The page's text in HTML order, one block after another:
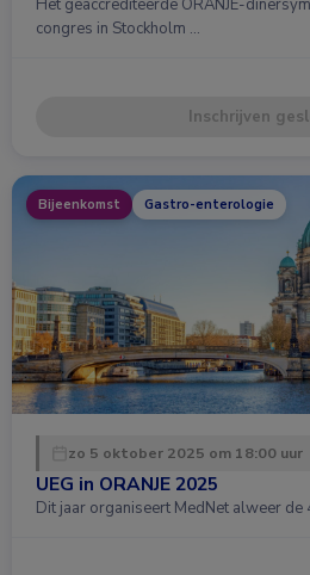
congres in Stockholm …
Inschrijven
Bijeenkomst Gastro-enterologie
zo 5 oktober 2025 om 18:00 uur
UEG in ORANJE 2025
Dit jaar organiseert MedNet alweer de